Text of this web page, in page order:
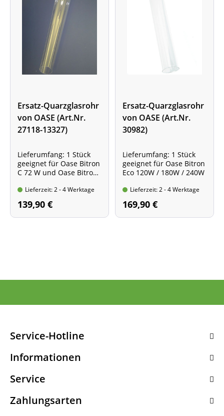
Ersatz-Quarzglasrohr
von OASE (Art.Nr.
27118-13327)
Lieferumfang: 1 Stück
geeignet für Oase Bitron
C 72 W und Oase Bitron
Lieferzeit: 2 - 4 Werktage
139,90 €
Ersatz-Quarzglasrohr
von OASE (Art.Nr.
30982)
Lieferumfang: 1 Stück
geeignet für Oase Bitron
Eco 120W / 180W / 240W
Lieferzeit: 2 - 4 Werktage
169,90 €
Service-Hotline
Informationen
Service
Zahlungsarten